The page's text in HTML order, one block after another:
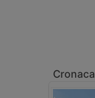
Cronaca